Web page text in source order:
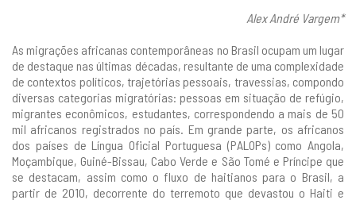
Alex André Vargem*
As migrações africanas contemporâneas no Brasil ocupam um lugar
de destaque nas últimas décadas, resultante de uma complexidade
de contextos políticos, trajetórias pessoais, travessias, compondo
diversas categorias migratórias: pessoas em situação de refúgio,
migrantes econômicos, estudantes, correspondendo a mais de 50
mil africanos registrados no país. Em grande parte, os africanos
dos países de Língua Oficial Portuguesa (PALOPs) como Angola,
Moçambique, Guiné-Bissau, Cabo Verde e São Tomé e Príncipe que
se destacam, assim como o fluxo de haitianos para o Brasil, a
partir de 2010, decorrente do terremoto que devastou o Haiti e